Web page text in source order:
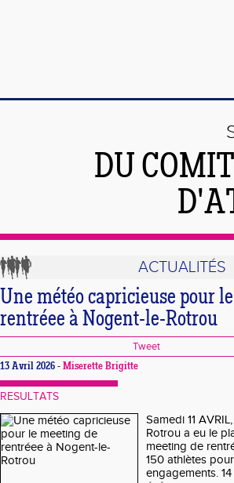
DU
ACTUALITÉS
Une météo capricieuse pour
rentréee à Nogent-le-Rotrou
Tweet
13 Avril 2026 - Miserette Brigitte
RESULTATS
Samedi 11
Rotrou a eu le
meeting de
150 athlètes
engagements.